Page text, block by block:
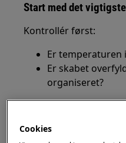
Start med det vigtigste
Kontrollér først:
Er
Er skabet
organiseret?
1. Kontroller
Den ideelle
Cookies